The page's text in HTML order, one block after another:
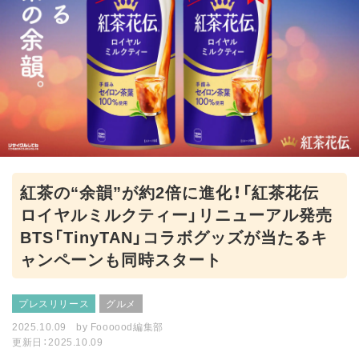
紅茶の“余韻”が約2倍に進化！「紅茶花伝
ロイヤルミルクティー」リニューアル発売
BTS「TinyTAN」コラボグッズが当たるキ
ャンペーンも同時スタート
プレスリリース
グルメ
2025.10.09
by Foooood編集部
更新日：2025.10.09